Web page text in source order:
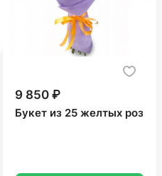
9 850 ₽
Букет из 25 желтых роз